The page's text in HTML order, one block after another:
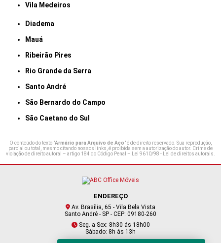
Vila Medeiros
Diadema
Mauá
Ribeirão Pires
Rio Grande da Serra
Santo André
São Bernardo do Campo
São Caetano do Sul
O conteúdo do texto "Armário para Arquivo de Aço" é de direito reservado. Sua reprodução,
parcial ou total, mesmo citando nossos links, é proibida sem a autorização do autor. Crime de
violação de direito autoral – artigo 184 do Código Penal –
Lei 9610/98 - Lei de direitos autorais
ENDEREÇO
Av. Brasília, 65 - Vila Bela Vista
Santo André - SP - CEP: 09180-260
Seg. a Sex: 8h30 ás 18h00
Sábado: 8h ás 13h